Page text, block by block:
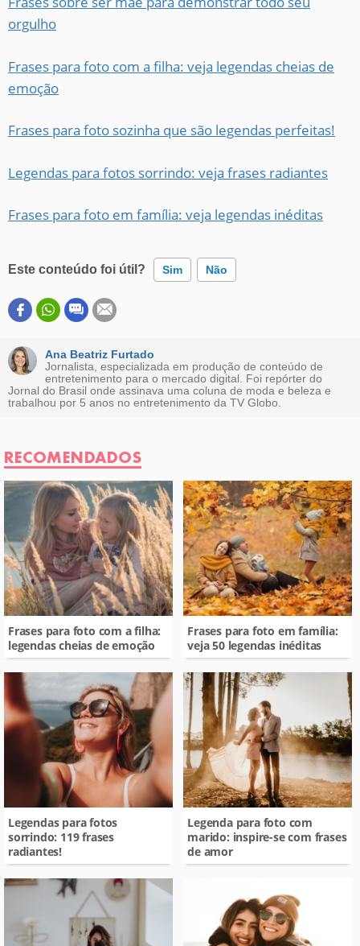
orgulho
Frases para foto com a filha: veja legendas cheias de
emoção
Frases para foto sozinha que são legendas perfeitas!
Legendas para fotos sorrindo: veja frases radiantes
Frases para foto em família: veja legendas inéditas
Este conteúdo foi útil? Sim Não
Este conteúdo contém informação incorreta
Este conteúdo não tem a informação que procuro
Outro
Ana Beatriz Furtado
Jornalista, especializada em produção de conteúdo de
entretenimento para o mercado digital. Foi repórter do
Jornal do Brasil onde assinava uma coluna de moda e beleza e
trabalhou por 5 anos no entretenimento da TV Globo.
RECOMENDADOS
Frases para foto com a filha:
legendas cheias de emoção
Frases para foto em família:
veja 50 legendas inéditas
Legendas para fotos
sorrindo: 119 frases
radiantes!
Legenda para foto com
marido: inspire-se com frases
de amor